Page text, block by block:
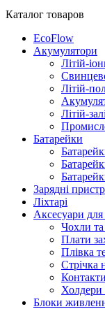
Каталог товаров
EcoFlow
Акумулятори
Літій-
Літій-
Літій-
Батарейки
Зарядні
Ліхтарі
Аксесуари для
Чохли
Плати
Плівка
Стрічка
Холдери
Блоки